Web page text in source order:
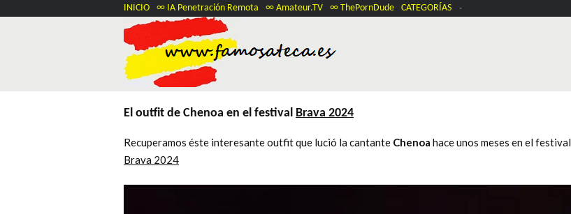
INICIO ∞ IA Penetración Remota ∞ Amateur.TV ∞ ThePornDude CATEGORÍAS
El outfit de Chenoa en el festival Brava 2024
Recuperamos éste interesante outfit que lució la cantante Chenoa hace unos meses en el festival
Brava 2024